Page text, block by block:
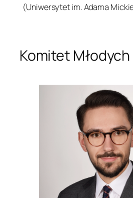
(Uniwersytet im. Adama
Komitet